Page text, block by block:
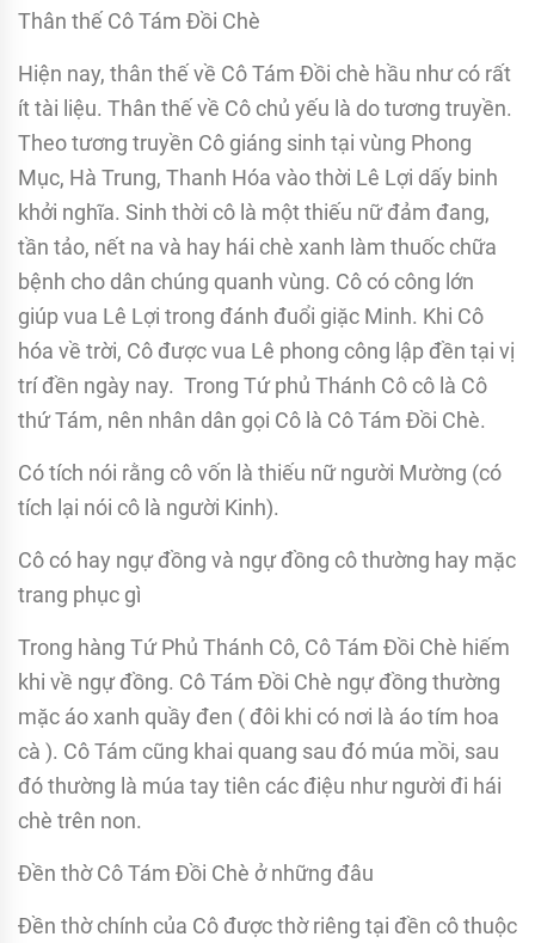
Thân thế Cô Tám Đồi Chè
Hiện nay, thân thế về Cô Tám Đồi chè hầu như có rất
ít tài liệu. Thân thế về Cô chủ yếu là do tương truyền.
Theo tương truyền Cô giáng sinh tại vùng Phong
Mục, Hà Trung, Thanh Hóa vào thời Lê Lợi dấy binh
khởi nghĩa. Sinh thời cô là một thiếu nữ đảm đang,
tần tảo, nết na và hay hái chè xanh làm thuốc chữa
bệnh cho dân chúng quanh vùng. Cô có công lớn
giúp vua Lê Lợi trong đánh đuổi giặc Minh. Khi Cô
hóa về trời, Cô được vua Lê phong công lập đền tại vị
trí đền ngày nay. Trong Tứ phủ Thánh Cô cô là Cô
thứ Tám, nên nhân dân gọi Cô là Cô Tám Đồi Chè.
Có tích nói rằng cô vốn là thiếu nữ người Mường (có
tích lại nói cô là người Kinh).
Cô có hay ngự đồng và ngự đồng cô thường hay mặc
trang phục gì
Trong hàng Tứ Phủ Thánh Cô, Cô Tám Đồi Chè hiếm
khi về ngự đồng. Cô Tám Đồi Chè ngự đồng thường
mặc áo xanh quầy đen ( đôi khi có nơi là áo tím hoa
cà ). Cô Tám cũng khai quang sau đó múa mồi, sau
đó thường là múa tay tiên các điệu như người đi hái
chè trên non.
Đền thờ Cô Tám Đồi Chè ở những đâu
Đền thờ chính của Cô được thờ riêng tại đền cô thuộc